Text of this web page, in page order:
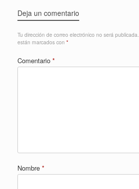
Deja un comentario
Tu dirección de correo electrónico no será publicada.
están marcados con *
Comentario *
Nombre *